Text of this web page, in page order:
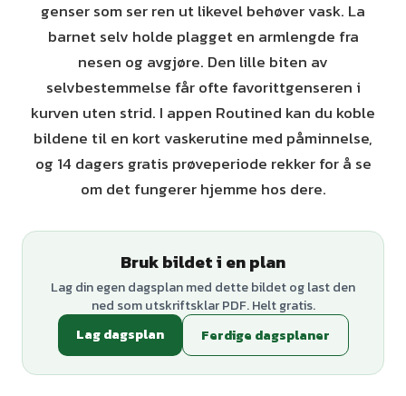
genser som ser ren ut likevel behøver vask. La
barnet selv holde plagget en armlengde fra
nesen og avgjøre. Den lille biten av
selvbestemmelse får ofte favorittgenseren i
kurven uten strid. I appen Routined kan du koble
bildene til en kort vaskerutine med påminnelse,
og 14 dagers gratis prøveperiode rekker for å se
om det fungerer hjemme hos dere.
Bruk bildet i en plan
Lag din egen dagsplan med dette bildet og last den
ned som utskriftsklar PDF. Helt gratis.
Lag dagsplan
Ferdige dagsplaner